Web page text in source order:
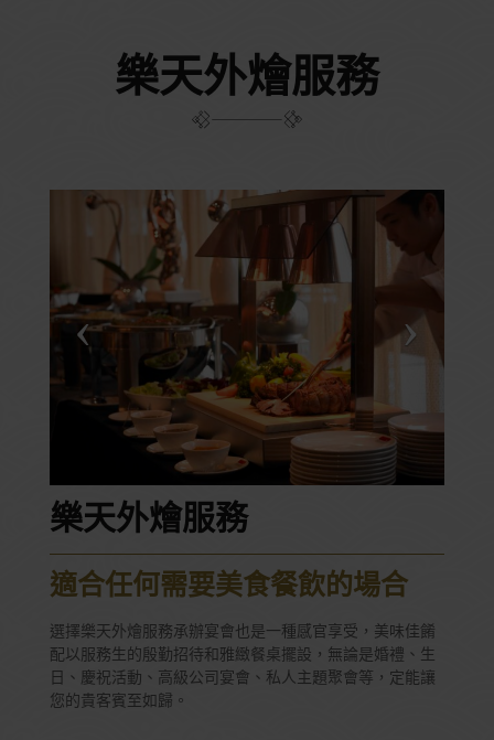
樂天外燴服務
樂天外燴服務
適合任何需要美食餐飲的場合
選擇樂天外燴服務承辦宴會也是一種感官享受，美味佳餚
配以服務生的殷勤招待和雅緻餐桌擺設，無論是婚禮、生
日、慶祝活動、高級公司宴會、私人主題聚會等，定能讓
您的貴客賓至如歸。